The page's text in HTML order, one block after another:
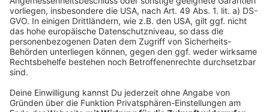
empfiehlt der ADAC ohnehin, dass Autofahrten
zwischen 12 Uhr und 15 Uhr vermieden werden sollten.
Schließlich ist es in diesen Stunden oft am heißesten.
Autoren: Joschka Heinemann & Joachim Schultheis